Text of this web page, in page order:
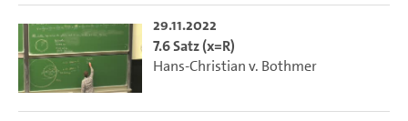
29.11.2022
7.6 Satz (x=R)
Hans-Christian v. Bothmer